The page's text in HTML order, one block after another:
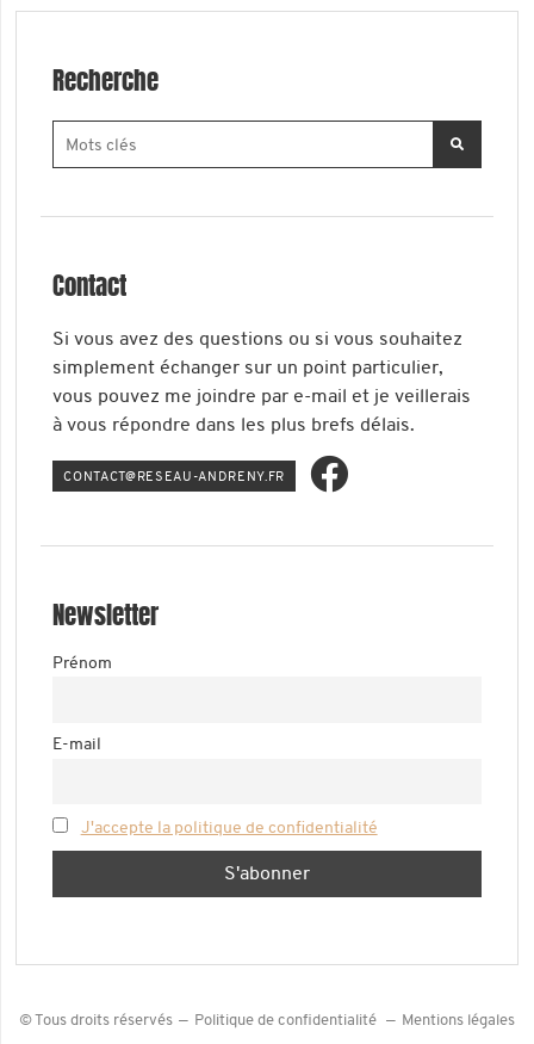
Recherche
Contact
Si vous avez des questions ou si vous souhaitez
simplement échanger sur un point particulier,
vous pouvez me joindre par e-mail et je veillerais
à vous répondre dans les plus brefs délais.
RF.YN
ERDNA
-UAES
ER@TC
ATNOC
Newsletter
Prénom
E-mail
J'accepte la politique de confidentialité
© Tous droits réservés Politique de confidentialité Mentions légales